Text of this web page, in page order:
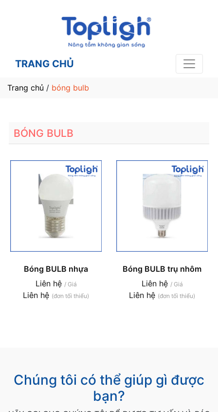
TRANG CHỦ
Trang chủ / bóng bulb
BÓNG BULB
Bóng BULB nhựa
Liên hệ / Giá
Liên hệ (đơn tối thiểu)
Bóng BULB trụ nhôm
Liên hệ / Giá
Liên hệ (đơn tối thiểu)
Chúng tôi có thể giúp gì được
bạn?